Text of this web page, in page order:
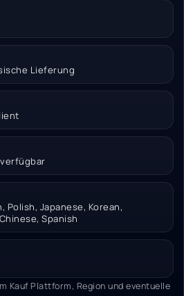
Lieferung
Polish, Japanese, Korean,
Spanish
Kauf Plattform, Region und eventuelle